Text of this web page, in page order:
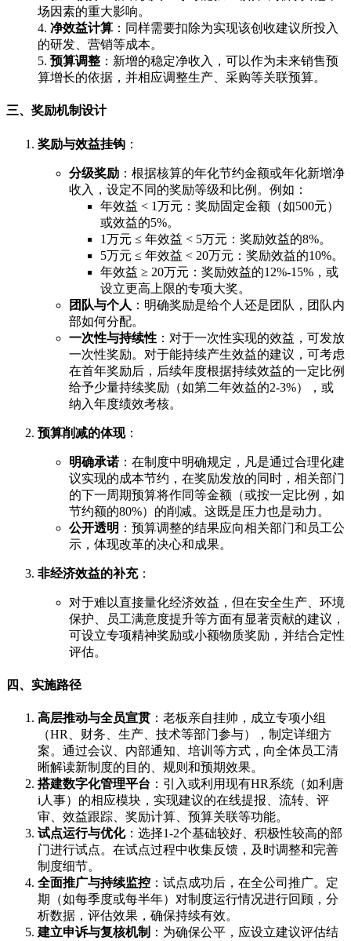
场因素的重大影响。
4. 净效益计算 ：同样需要扣除为实现该创收建议所投入
的研发、营销等成本。
5. 预算调整 ：新增的稳定净收入，可以作为未来销售预
算增长的依据，并相应调整生产、采购等关联预算。
三、奖励机制设计
奖励与效益挂钩 ：
分级奖励 ：根据核算的年化节约金额或年化新增净
收入，设定不同的奖励等级和比例。例如：
年效益 < 1万元：奖励固定金额（如500元）
或效益的5%。
1万元 ≤ 年效益 < 5万元：奖励效益的8%。
5万元 ≤ 年效益 < 20万元：奖励效益的10%。
年效益 ≥ 20万元：奖励效益的12%-15%，或
设立更高上限的专项大奖。
团队与个人 ：明确奖励是给个人还是团队，团队内
部如何分配。
一次性与持续性 ：对于一次性实现的效益，可发放
一次性奖励。对于能持续产生效益的建议，可考虑
在首年奖励后，后续年度根据持续效益的一定比例
给予少量持续奖励（如第二年效益的2-3%），或
纳入年度绩效考核。
预算削减的体现：
明确承诺：在制度中明确规定，凡是通过合理化建
议实现的成本节约，在奖励发放的同时，相关部门
的下一周期预算将作同等金额（或按一定比例，如
节约额的80%）的削减。这既是压力也是动力。
公开透明 ：预算调整的结果应向相关部门和员工公
示，体现改革的决心和成果。
非经济效益的补充：
对于难以直接量化经济效益，但在安全生产、环境
保护、员工满意度提升等方面有显著贡献的建议，
可设立专项精神奖励或小额物质奖励，并结合定性
评估。
四、实施路径
高层推动与全员宣贯 ：老板亲自挂帅，成立专项小组
（HR、财务、生产、技术等部门参与），制定详细方
案。通过会议、内部通知、培训等方式，向全体员工清
晰解读新制度的目的、规则和预期效果。
搭建数字化管理平台 ：引入或利用现有HR系统（如利唐
i人事）的相应模块，实现建议的在线提报、流转、评
审、效益跟踪、奖励计算、预算关联等功能。
试点运行与优化：选择1-2个基础较好、积极性较高的部
门进行试点。在试点过程中收集反馈，及时调整和完善
制度细节。
全面推广与持续监控 ：试点成功后，在全公司推广。定
期（如每季度或每半年）对制度运行情况进行回顾，分
析数据，评估效果，确保持续有效。
建立申诉与复核机制 ：为确保公平，应设立建议评估结